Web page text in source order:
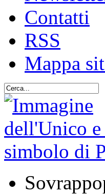
Contatti
RSS
Mappa